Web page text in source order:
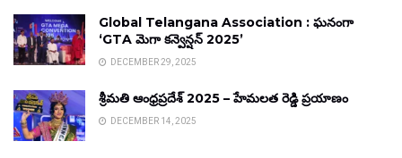
Global Telangana Association : ఘనంగా
‘GTA మెగా కన్వెన్షన్ 2025’
DECEMBER 29, 2025
శ్రీమతి ఆంధ్రప్రదేశ్ 2025 – హేమలత రెడ్డి ప్రయాణం
DECEMBER 14, 2025